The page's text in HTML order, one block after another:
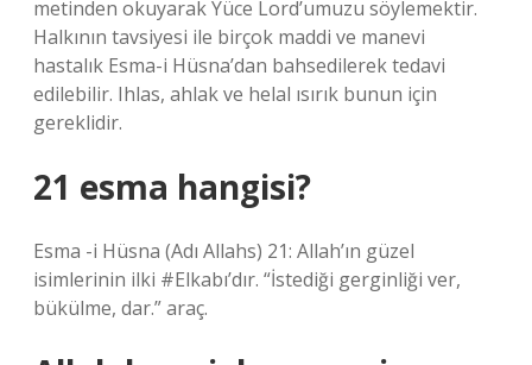
metinden okuyarak Yüce Lord’umuzu söylemektir.
Halkının tavsiyesi ile birçok maddi ve manevi
hastalık Esma-i Hüsna’dan bahsedilerek tedavi
edilebilir. Ihlas, ahlak ve helal ısırık bunun için
gereklidir.
21 esma hangisi?
Esma -i Hüsna (Adı Allahs) 21: Allah’ın güzel
isimlerinin ilki #Elkabı’dır. “İstediği gerginliği ver,
bükülme, dar.” araç.